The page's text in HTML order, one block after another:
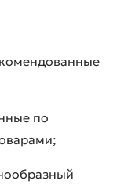
по